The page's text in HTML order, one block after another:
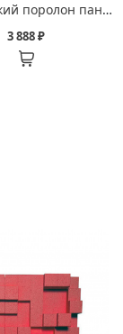
Акустический поролон панель Echoton Паломар/ Palomar
3 888 ₽